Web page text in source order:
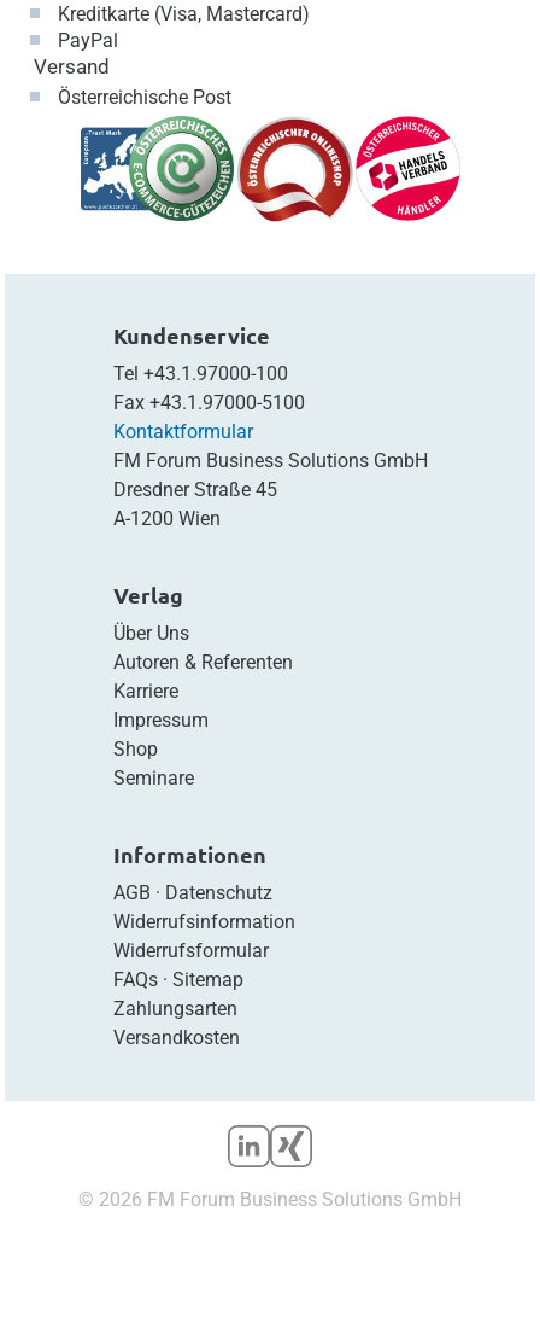
Kreditkarte (Visa, Mastercard)
PayPal
Versand
Österreichische Post
Kundenservice
Tel +43.1.97000-100
Fax +43.1.97000-5100
Kontaktformular
FM Forum Business Solutions GmbH
Dresdner Straße 45
A-1200 Wien
Verlag
Über Uns
Autoren & Referenten
Karriere
Impressum
Shop
Seminare
Informationen
AGB · Datenschutz
Widerrufsinformation
Widerrufsformular
FAQs· Sitemap
Zahlungsarten
Versandkosten
© 2026 FM Forum Business Solutions GmbH